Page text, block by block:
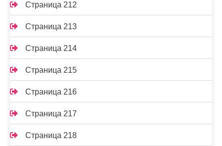
Страница 212
Страница 213
Страница 214
Страница 215
Страница 216
Страница 217
Страница 218